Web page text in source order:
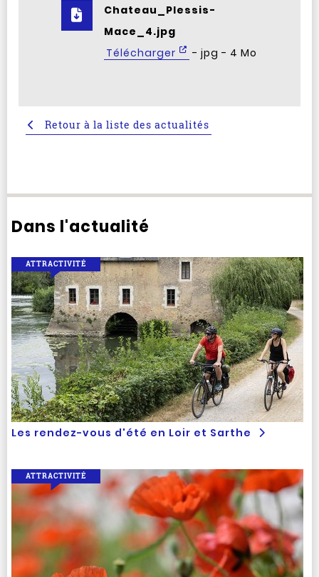
Chateau_Plessis-
Mace_4.jpg
Télécharger
- jpg - 4 Mo
Retour à la liste des actualités
Dans l'actualité
Les rendez-vous d'été en Loir et Sarthe
ATTRACTIVITÉ
ATTRACTIVITÉ